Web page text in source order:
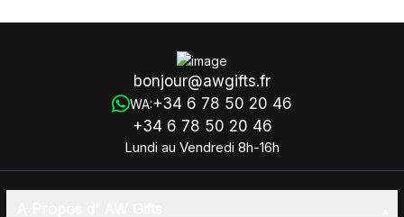
bonjour@awgifts.fr
WA:+34 6 78 50 20 46
+34 6 78 50 20 46
Lundi au Vendredi 8h-16h